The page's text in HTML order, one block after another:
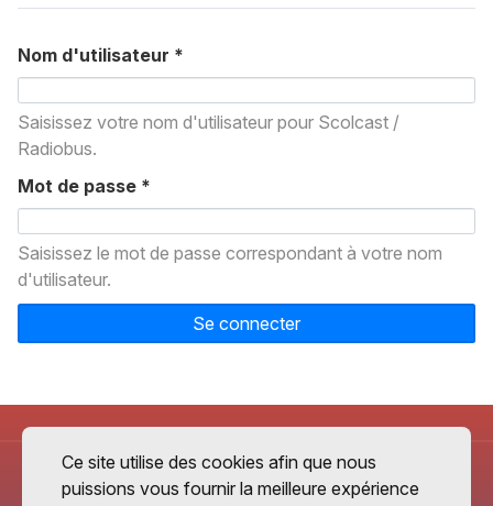
Nom d'utilisateur *
Saisissez votre nom d'utilisateur pour Scolcast /
Radiobus.
Mot de passe *
Saisissez le mot de passe correspondant à votre nom
d'utilisateur.
Se connecter
Ce site utilise des cookies afin que nous
puissions vous fournir la meilleure expérience